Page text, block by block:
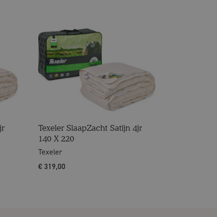
Texeler SlaapZacht Satijn 4jr
140 X 220
Texeler
€ 319,00